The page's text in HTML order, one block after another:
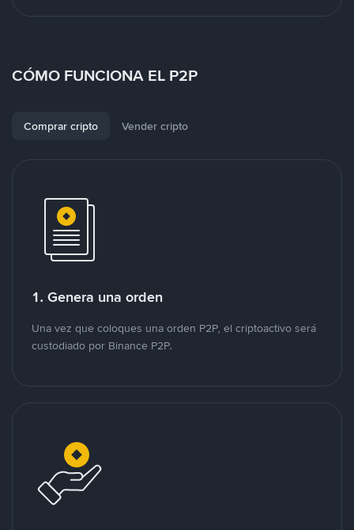
CÓMO FUNCIONA EL P2P
Comprar cripto Vender cripto
1. Genera una orden
Una vez que coloques una orden P2P, el criptoactivo será
custodiado por Binance P2P.